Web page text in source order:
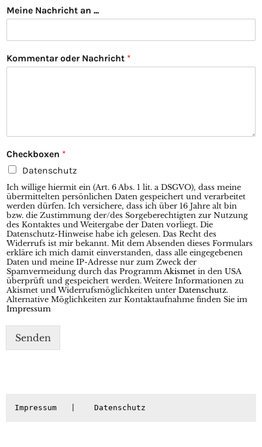
Meine Nachricht an ...
Kommentar oder Nachricht *
n
a
n
N
a
c
h
r
i
c
h
t
Checkboxen *
Datenschutz
Ich willige hiermit ein (Art. 6 Abs. 1 lit. a DSGVO), dass meine
übermittelten persönlichen Daten gespeichert und verarbeitet
werden dürfen. Ich versichere, dass ich über 16 Jahre alt bin
bzw. die Zustimmung der/des Sorgeberechtigten zur Nutzung
des Kontaktes und Weitergabe der Daten vorliegt. Die
Datenschutz-Hinweise habe ich gelesen. Das Recht des
Widerrufs ist mir bekannt. Mit dem Absenden dieses Formulars
erkläre ich mich damit einverstanden, dass alle eingegebenen
Daten und meine IP-Adresse nur zum Zweck der
Spamvermeidung durch das ProgrammAkismet in den USA
überprüft und gespeichert werden. Weitere Informationen zu
Akismet und Widerrufsmöglichkeiten unter Datenschutz.
Alternative Möglichkeiten zur Kontaktaufnahme finden Sie im
Impressum
Senden
Impressum Datenschutz